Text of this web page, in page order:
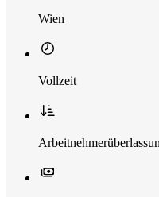
Wien
Vollzeit